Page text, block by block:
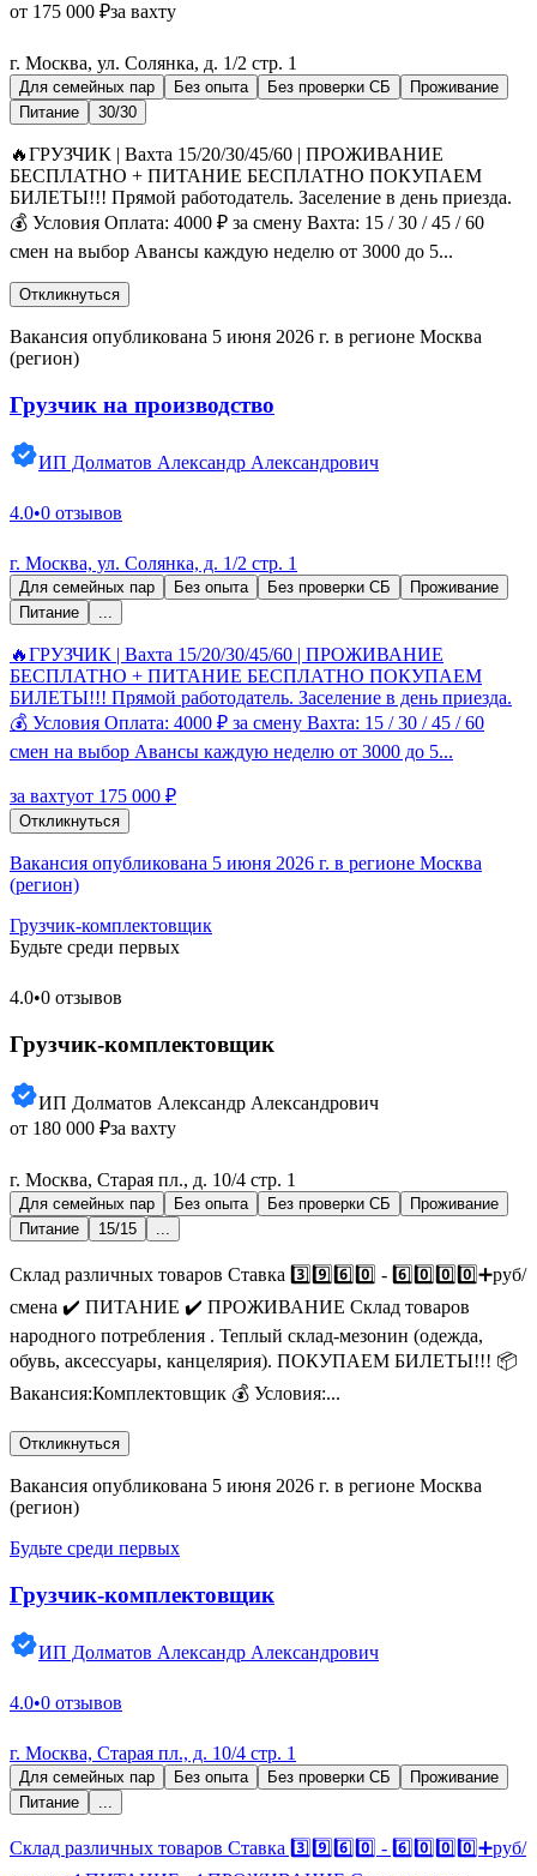
от 175 000 ₽за вахту
г. Москва, ул. Солянка, д. 1/2 стр. 1
Для семейных пар Без опыта Без проверки СБ
Проживание
Питание
30/30
🔥ГРУЗЧИК | Вахта 15/20/30/45/60 | ПРОЖИВАНИЕ
БЕСПЛАТНО + ПИТАНИЕ БЕСПЛАТНО ПОКУПАЕМ
БИЛЕТЫ!!! Прямой работодатель. Заселение в день приезда.
💰 Условия Оплата: 4000 ₽ за смену Вахта: 15 / 30 / 45 / 60
смен на выбор Авансы каждую неделю от 3000 до 5...
Откликнуться
Вакансия опубликована 5 июня 2026 г. в регионе Москва
(регион)
Грузчик на производство
ИП Долматов Александр Александрович
4.0•0 отзывов
г. Москва, ул. Солянка, д. 1/2 стр. 1
Для семейных пар Без опыта Без проверки СБ
Проживание
Питание
...
🔥ГРУЗЧИК | Вахта 15/20/30/45/60 | ПРОЖИВАНИЕ
БЕСПЛАТНО + ПИТАНИЕ БЕСПЛАТНО ПОКУПАЕМ
БИЛЕТЫ!!! Прямой работодатель. Заселение в день приезда.
💰 Условия Оплата: 4000 ₽ за смену Вахта: 15 / 30 / 45 / 60
смен на выбор Авансы каждую неделю от 3000 до 5...
за вахтуот 175 000 ₽
Откликнуться
Вакансия опубликована 5 июня 2026 г. в регионе Москва
(регион)
Грузчик-комплектовщик
Будьте среди первых
4.0•0 отзывов
Грузчик-комплектовщик
ИП Долматов Александр Александрович
от 180 000 ₽за вахту
г. Москва, Старая пл., д. 10/4 стр. 1
Для семейных пар Без опыта Без проверки СБ
Проживание
Питание
15/15
Склад различных товаров Ставка 3️⃣9️⃣6️⃣0️⃣ - 6️⃣0️⃣0️⃣0️⃣➕руб/
смена ✔️ ПИТАНИЕ ✔️ ПРОЖИВАНИЕ Склад товаров
народного потребления . Теплый склад-мезонин (одежда,
обувь, аксессуары, канцелярия). ПОКУПАЕМ БИЛЕТЫ!!! 📦
Вакансия:Комплектовщик 💰 Условия:...
Откликнуться
Вакансия опубликована 5 июня 2026 г. в регионе Москва
(регион)
Будьте среди первых
Грузчик-комплектовщик
ИП Долматов Александр Александрович
4.0•0 отзывов
г. Москва, Старая пл., д. 10/4 стр. 1
Для семейных пар Без опыта Без проверки СБ
Проживание
Питание
...
Склад различных товаров Ставка 3️⃣9️⃣6️⃣0️⃣ - 6️⃣0️⃣0️⃣0️⃣➕руб/